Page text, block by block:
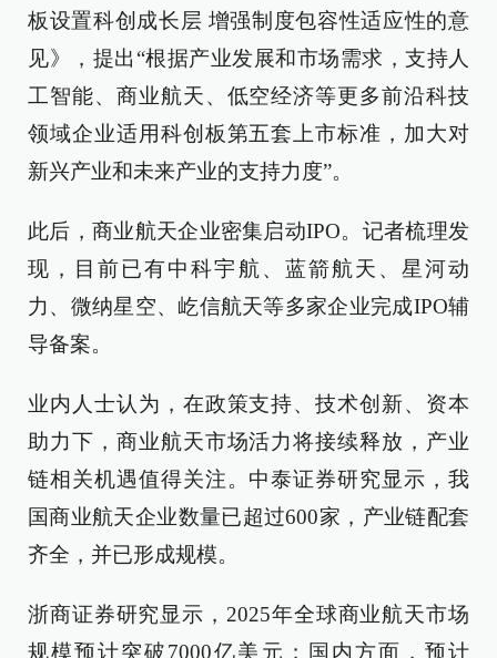
板设置科创成长层 增强制度包容性适应性的意
见》，提出“根据产业发展和市场需求，支持人
工智能、商业航天、低空经济等更多前沿科技
领域企业适用科创板第五套上市标准，加大对
新兴产业和未来产业的支持力度”。
此后，商业航天企业密集启动IPO。记者梳理发
现，目前已有中科宇航、蓝箭航天、星河动
力、微纳星空、屹信航天等多家企业完成IPO辅
导备案。
业内人士认为，在政策支持、技术创新、资本
助力下，商业航天市场活力将接续释放，产业
链相关机遇值得关注。中泰证券研究显示，我
国商业航天企业数量已超过600家，产业链配套
齐全，并已形成规模。
浙商证券研究显示，2025年全球商业航天市场
规模预计突破7000亿美元；国内方面，预计